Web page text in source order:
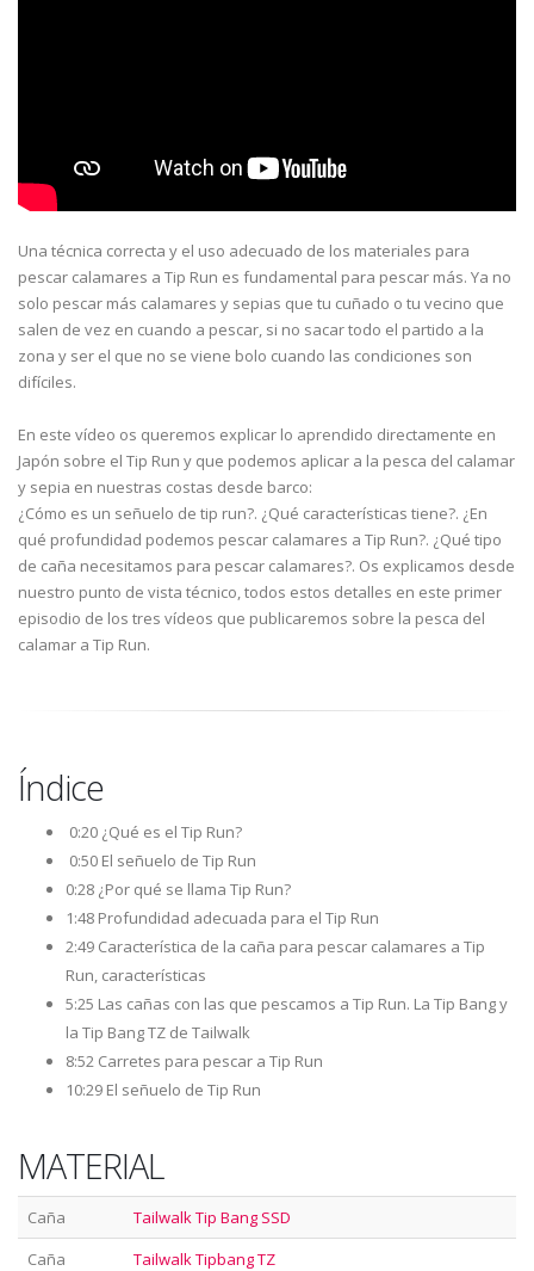
Una técnica correcta y el uso adecuado de los materiales para
pescar calamares a Tip Run es fundamental para pescar más. Ya no
solo pescar más calamares y sepias que tu cuñado o tu vecino que
salen de vez en cuando a pescar, si no sacar todo el partido a la
zona y ser el que no se viene bolo cuando las condiciones son
difíciles.
En este vídeo os queremos explicar lo aprendido directamente en
Japón sobre el Tip Run y que podemos aplicar a la pesca del calamar
y sepia en nuestras costas desde barco:
¿Cómo es un señuelo de tip run?. ¿Qué características tiene?. ¿En
qué profundidad podemos pescar calamares a Tip Run?. ¿Qué tipo
de caña necesitamos para pescar calamares?. Os explicamos desde
nuestro punto de vista técnico, todos estos detalles en este primer
episodio de los tres vídeos que publicaremos sobre la pesca del
calamar a Tip Run.
Índice
0:20 ¿Qué es el Tip Run?
0:50 El señuelo de Tip Run
0:28 ¿Por qué se llama Tip Run?
1:48 Profundidad adecuada para el Tip Run
2:49 Característica de la caña para pescar calamares a Tip
Run, características
5:25 Las cañas con las que pescamos a Tip Run. La Tip Bang y
la Tip Bang TZ de Tailwalk
8:52 Carretes para pescar a Tip Run
10:29 El señuelo de Tip Run
MATERIAL
Caña
Tailwalk Tip Bang SSD
Caña
Tailwalk Tipbang TZ